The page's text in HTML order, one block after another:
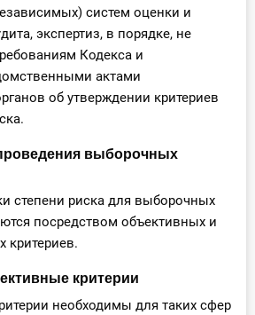
систем оценки и
экспертиз, в порядке, не
Кодекса и
актами
об утверждении критериев
выборочных
степени риска для выборочных
посредством объективных и
критериев.
критерии
необходимы для таких сфер